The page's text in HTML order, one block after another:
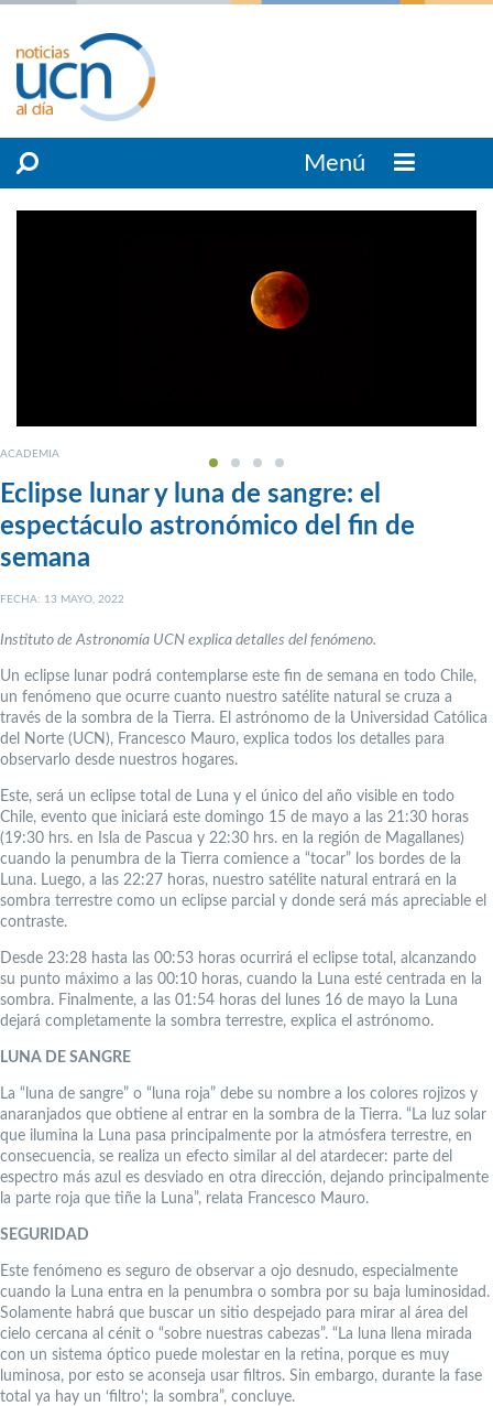
Menú
ACADEMIA
Eclipse lunar y luna de sangre: el
espectáculo astronómico del fin de
semana
FECHA: 13 MAYO, 2022
Instituto de Astronomía UCN explica detalles del fenómeno.
Un eclipse lunar podrá contemplarse este fin de semana en todo Chile,
un fenómeno que ocurre cuanto nuestro satélite natural se cruza a
través de la sombra de la Tierra. El astrónomo de la Universidad Católica
del Norte (UCN), Francesco Mauro, explica todos los detalles para
observarlo desde nuestros hogares.
Este, será un eclipse total de Luna y el único del año visible en todo
Chile, evento que iniciará este domingo 15 de mayo a las 21:30 horas
(19:30 hrs. en Isla de Pascua y 22:30 hrs. en la región de Magallanes)
cuando la penumbra de la Tierra comience a “tocar” los bordes de la
Luna. Luego, a las 22:27 horas, nuestro satélite natural entrará en la
sombra terrestre como un eclipse parcial y donde será más apreciable el
contraste.
Desde 23:28 hasta las 00:53 horas ocurrirá el eclipse total, alcanzando
su punto máximo a las 00:10 horas, cuando la Luna esté centrada en la
sombra. Finalmente, a las 01:54 horas del lunes 16 de mayo la Luna
dejará completamente la sombra terrestre, explica el astrónomo.
LUNA DE SANGRE
La “luna de sangre” o “luna roja” debe su nombre a los colores rojizos y
anaranjados que obtiene al entrar en la sombra de la Tierra. “La luz solar
que ilumina la Luna pasa principalmente por la atmósfera terrestre, en
consecuencia, se realiza un efecto similar al del atardecer: parte del
espectro más azul es desviado en otra dirección, dejando principalmente
la parte roja que tiñe la Luna”, relata Francesco Mauro.
SEGURIDAD
Este fenómeno es seguro de observar a ojo desnudo, especialmente
cuando la Luna entra en la penumbra o sombra por su baja luminosidad.
Solamente habrá que buscar un sitio despejado para mirar al área del
cielo cercana al cénit o “sobre nuestras cabezas”. “La luna llena mirada
con un sistema óptico puede molestar en la retina, porque es muy
luminosa, por esto se aconseja usar filtros. Sin embargo, durante la fase
total ya hay un ‘filtro’; la sombra”, concluye.